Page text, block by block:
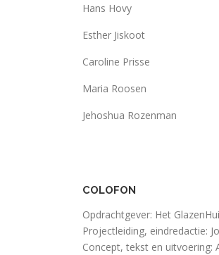
Hans Hovy
Esther Jiskoot
Caroline Prisse
Maria Roosen
Jehoshua Rozenman
COLOFON
Opdrachtgever: Het
Projectleiding, eindredactie:
Concept, tekst en uitvoering: